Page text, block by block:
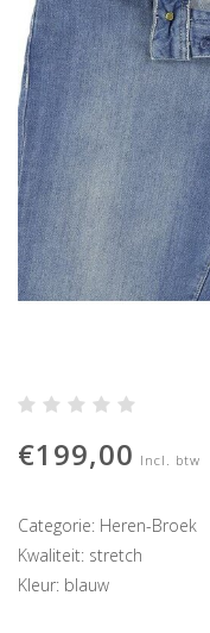
€199,00 Incl. btw
Categorie: Heren-Broek
Kwaliteit: stretch
Kleur: blauw